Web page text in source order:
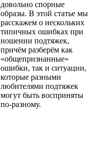
довольно спорные
образы. В этой статье мы
расскажем о нескольких
типичных ошибках при
ношении подтяжек,
причём разберём как
«общепризнанные»
ошибки, так и ситуации,
которые разными
любителями подтяжек
могут быть восприняты
по-разному.